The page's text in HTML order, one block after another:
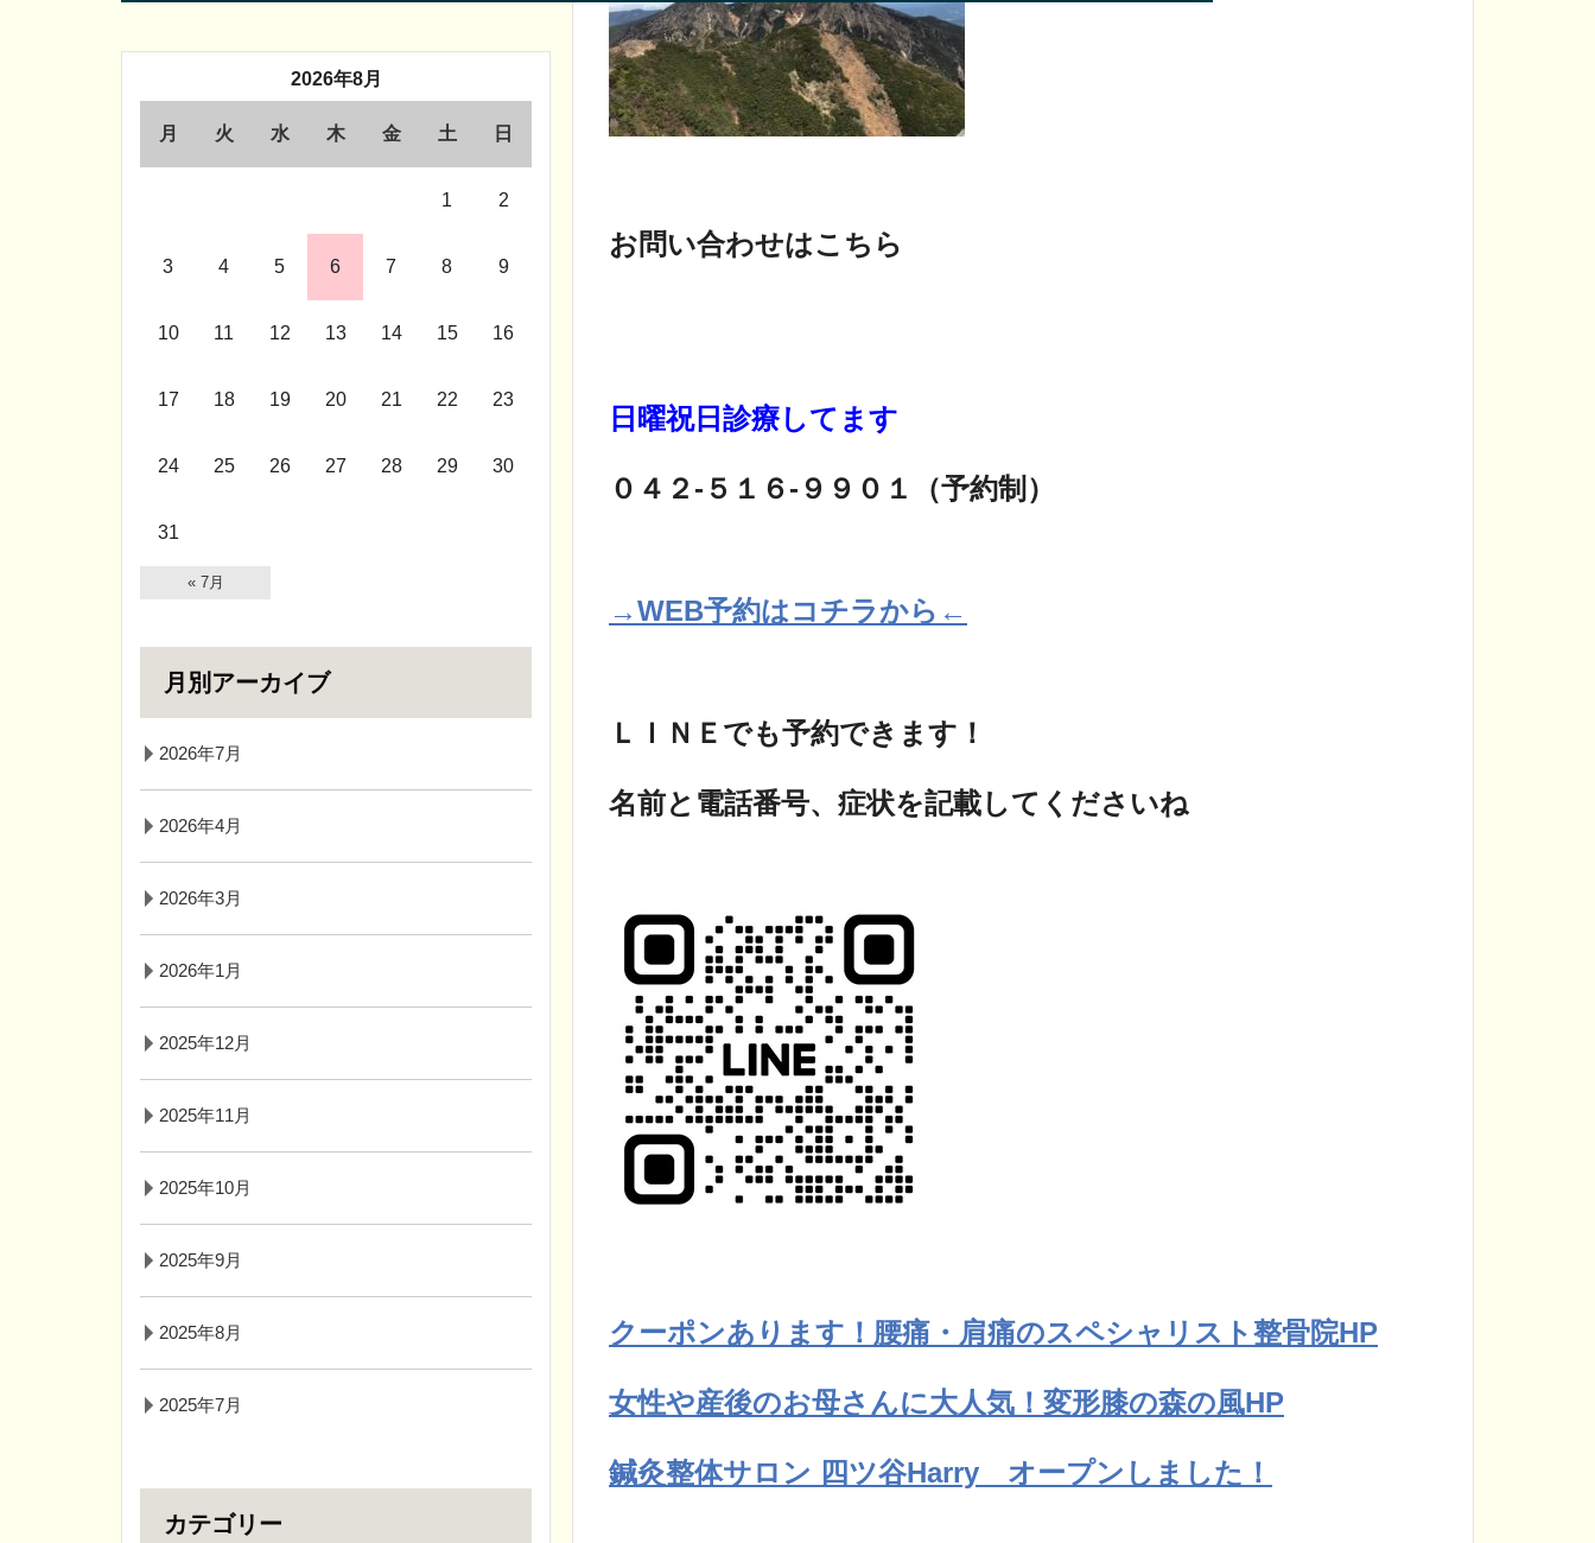
お問い合わせはこちら
日曜祝日診療してます
０４２-５１６-９９０１（予約制）
→WEB予約はコチラから←
ＬＩＮＥでも予約できます！
名前と電話番号、症状を記載してくださいね
クーポンあります！腰痛・肩痛のスペシャリスト整骨院HP
女性や産後のお母さんに大人気！変形膝の森の風HP
鍼灸整体サロン 四ツ谷Harry オープンしました！
2026年8月
月 火 水 木 金 土 日
1 2
3 4 5 6 7 8 9
10 11 12 13 14 15 16
17 18 19 20 21 22 23
24 25 26 27 28 29 30
31
« 7月
月別アーカイブ
2026年7月
2026年4月
2026年3月
2026年1月
2025年12月
2025年11月
2025年10月
2025年9月
2025年8月
2025年7月
カテゴリー